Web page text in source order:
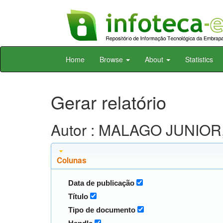
Skip
Home Browse About Statistics
Gerar relatório
Autor : MALAGO
Colunas
Data de publicação
Título
Tipo de documento